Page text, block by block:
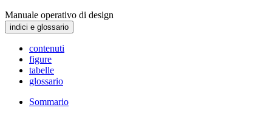
Manuale operativo di design
indici e glossario
contenuti
figure
tabelle
glossario
Sommario